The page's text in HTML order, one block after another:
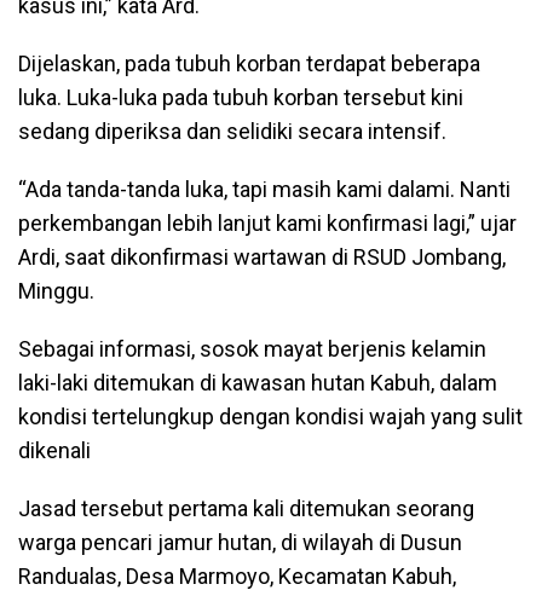
kasus ini,” kata Ard.
Dijelaskan, pada tubuh korban terdapat beberapa
luka. Luka-luka pada tubuh korban tersebut kini
sedang diperiksa dan selidiki secara intensif.
“Ada tanda-tanda luka, tapi masih kami dalami. Nanti
perkembangan lebih lanjut kami konfirmasi lagi,” ujar
Ardi, saat dikonfirmasi wartawan di RSUD Jombang,
Minggu.
Sebagai informasi, sosok mayat berjenis kelamin
laki-laki ditemukan di kawasan hutan Kabuh, dalam
kondisi tertelungkup dengan kondisi wajah yang sulit
dikenali
Jasad tersebut pertama kali ditemukan seorang
warga pencari jamur hutan, di wilayah di Dusun
Randualas, Desa Marmoyo, Kecamatan Kabuh,